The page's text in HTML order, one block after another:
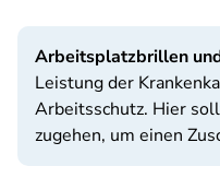
Arbeitsplatzbrillen
Leistung der
Arbeitsschutz. Hier
zugehen, um einen